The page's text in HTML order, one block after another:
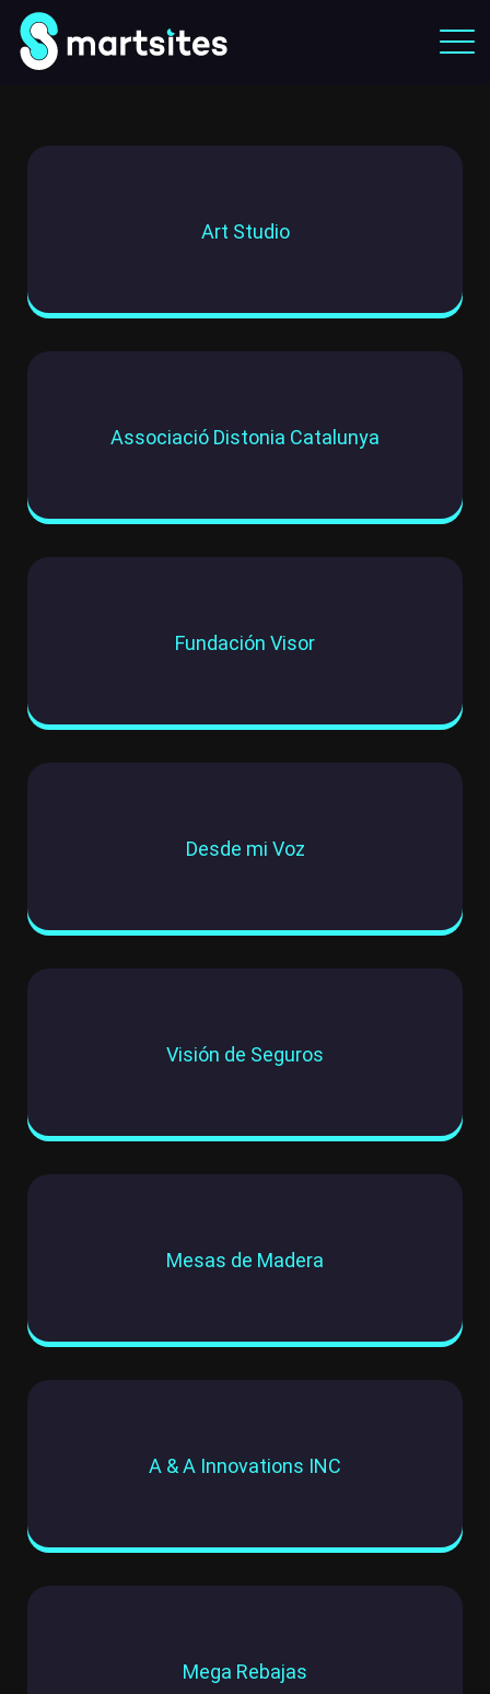
Art Studio
Associació Distonia Catalunya
Fundación Visor
Desde mi Voz
Visión de Seguros
Mesas de Madera
A & A Innovations INC
Mega Rebajas